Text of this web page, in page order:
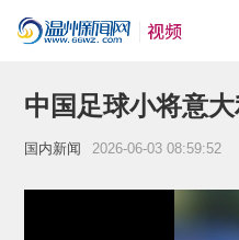
中国足球小将意
国内新闻 2026-06-03 08:59:52